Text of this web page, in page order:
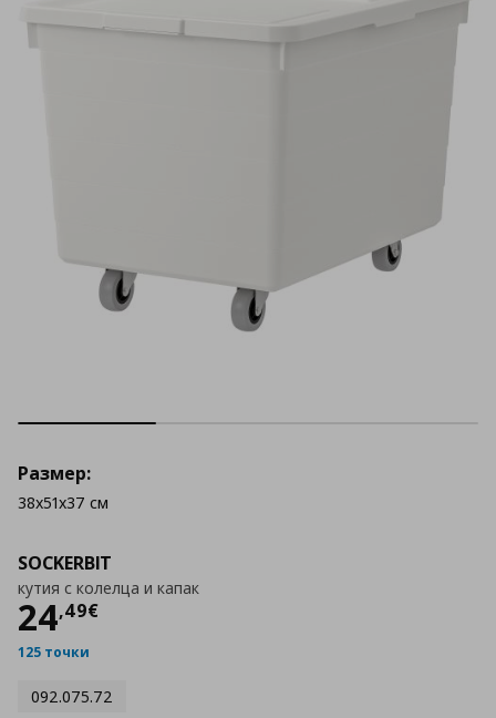
SOCKERBIT
кутия с колелца и капак
24,49€
Цена
125 точки
092.075.72
Размер:
38x51x37 см